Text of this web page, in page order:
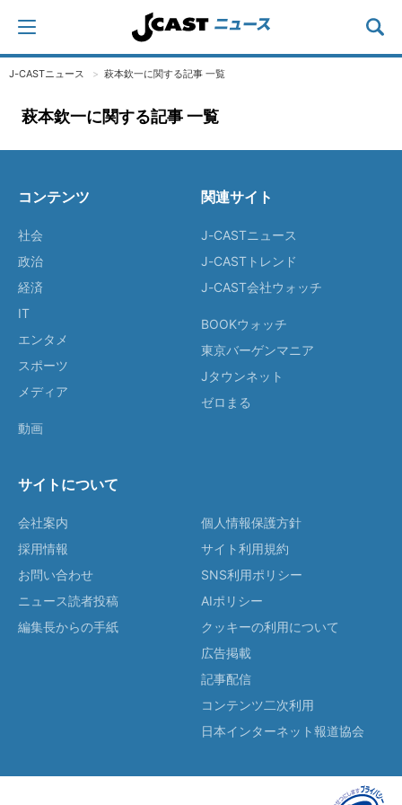
J-CASTニュース 萩本欽一に関する記事 一覧
萩本欽一に関する記事 一覧
コンテンツ
社会
政治
経済
IT
エンタメ
スポーツ
メディア
動画
関連サイト
J-CASTニュース
J-CASTトレンド
J-CAST会社ウォッチ
BOOKウォッチ
東京バーゲンマニア
Jタウンネット
ゼロまる
サイトについて
会社案内
採用情報
お問い合わせ
ニュース読者投稿
編集長からの手紙
個人情報保護方針
サイト利用規約
SNS利用ポリシー
AIポリシー
クッキーの利用について
広告掲載
記事配信
コンテンツ二次利用
日本インターネット報道協会